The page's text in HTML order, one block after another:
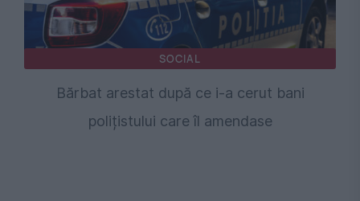
SOCIAL
Bărbat arestat după ce i-a cerut bani
polițistului care îl amendase